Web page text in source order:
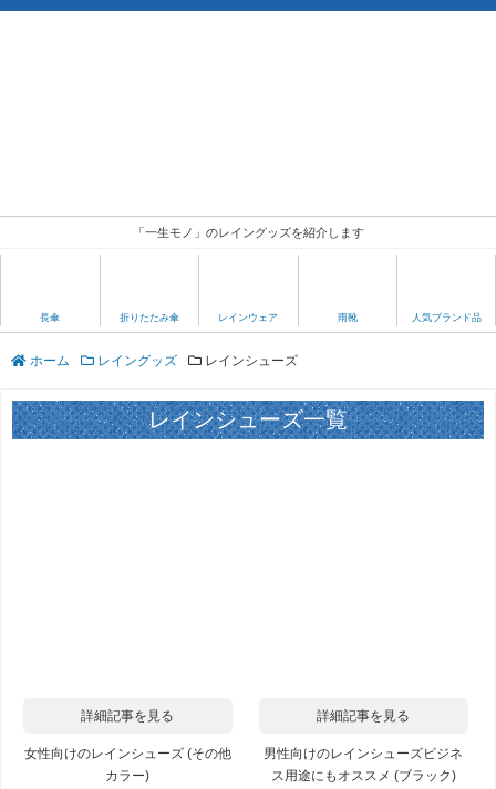
「一生モノ」のレイングッズを紹介します
長傘 折りたたみ傘 レインウェア 雨靴 人気ブランド品
ホーム レイングッズ レインシューズ
レインシューズ一覧
詳細記事を見る
女性向けのレインシューズ (その他
カラー)
詳細記事を見る
男性向けのレインシューズビジネ
ス用途にもオススメ (ブラック)